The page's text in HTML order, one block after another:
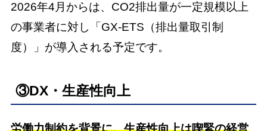
2026年4月からは、CO2排出量が一定規模以上
の事業者に対し「GX-ETS（排出量取引制
度）」が導入される予定です。
③DX・生産性向上
労働力制約を背景に、生産性向上は喫緊の経営